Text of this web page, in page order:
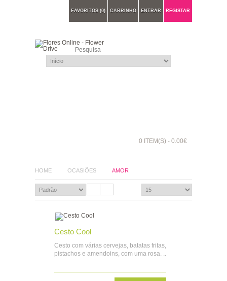
FAVORITOS (0) CARRINHO ENTRAR REGISTAR
0 ITEM(S) - 0.00€
HOME OCASIÕES AMOR
Cesto Cool
Cesto com várias cervejas, batatas fritas,
pistachos e amendoins, com uma rosa. ..